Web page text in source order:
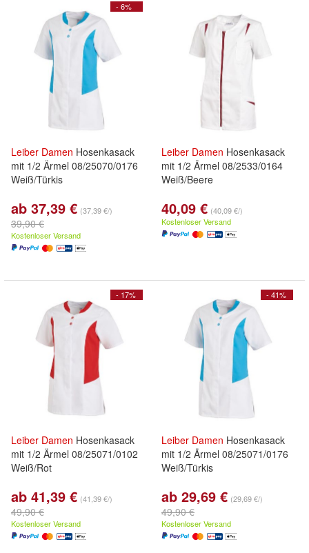
- 6%
Leiber Damen Hosenkasack
mit 1/2 Ärmel 08/25070/0176
Weiß/Türkis
ab 37,39 € (37,39 €/)
39,90 €
Kostenloser Versand
Leiber Damen Hosenkasack
mit 1/2 Ärmel 08/2533/0164
Weiß/Beere
40,09 € (40,09 €/)
Kostenloser Versand
- 17%
Leiber Damen Hosenkasack
mit 1/2 Ärmel 08/25071/0102
Weiß/Rot
ab 41,39 € (41,39 €/)
49,90 €
Kostenloser Versand
- 41%
Leiber Damen Hosenkasack
mit 1/2 Ärmel 08/25071/0176
Weiß/Türkis
ab 29,69 € (29,69 €/)
49,90 €
Kostenloser Versand